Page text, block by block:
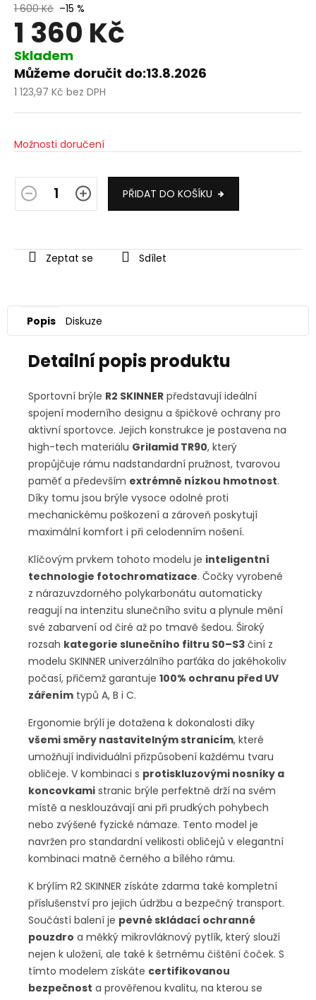
1 600 Kč –15 %
1 360 Kč
Skladem
Můžeme doručit do:13.8.2026
1 123,97 Kč bez DPH
Měrná
Možnosti doručení
PŘIDAT DO KOŠÍKU
Zeptat se Sdílet
Popis Diskuze
Detailní popis produktu
Sportovní brýle R2 SKINNER představují ideální
spojení moderního designu a špičkové ochrany pro
aktivní sportovce. Jejich konstrukce je postavena na
high-tech materiálu Grilamid TR90, který
propůjčuje rámu nadstandardní pružnost, tvarovou
paměť a především extrémně nízkou hmotnost.
Díky tomu jsou brýle vysoce odolné proti
mechanickému poškození a zároveň poskytují
maximální komfort i při celodenním nošení.
Klíčovým prvkem tohoto modelu je inteligentní
technologie fotochromatizace. Čočky vyrobené
z nárazuvzdorného polykarbonátu automaticky
reagují na intenzitu slunečního svitu a plynule mění
své zabarvení od čiré až po tmavě šedou. Široký
rozsah kategorie slunečního filtru S0–S3 činí z
modelu SKINNER univerzálního parťáka do jakéhokoliv
počasí, přičemž garantuje 100% ochranu před UV
zářením typů A, B i C.
Ergonomie brýlí je dotažena k dokonalosti díky
všemi směry nastavitelným stranicím, které
umožňují individuální přizpůsobení každému tvaru
obličeje. V kombinaci s protiskluzovými nosníky a
koncovkami stranic brýle perfektně drží na svém
místě a nesklouzávají ani při prudkých pohybech
nebo zvýšené fyzické námaze. Tento model je
navržen pro standardní velikosti obličejů v elegantní
kombinaci matně černého a bílého rámu.
K brýlím R2 SKINNER získáte zdarma také kompletní
příslušenství pro jejich údržbu a bezpečný transport.
Součástí balení je pevné skládací ochranné
pouzdro a měkký mikrovláknový pytlík, který slouží
nejen k uložení, ale také k šetrnému čištění čoček. S
tímto modelem získáte certifikovanou
bezpečnost a prověřenou kvalitu, na kterou se